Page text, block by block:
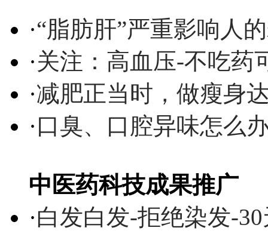
·“脂肪肝”严重影响人
·关注：高血压-不吃药
·减肥正当时，做瘦身
·口臭、口腔异味怎么
中医药科技成果推广
·白发白发-拒绝染发-